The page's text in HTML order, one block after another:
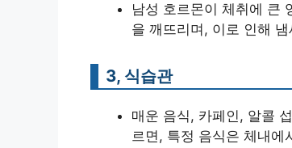
남성 호르몬이 체취에 큰
을 깨뜨리며, 이로 인해
3, 식습관
매운 음식, 카페인, 알콜
르면, 특정 음식은 체내에